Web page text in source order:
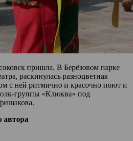
пришла. В Берёзовом парке
раскинулась разноцветная
с ней ритмично и красочно поют и
группы «Клюква» под
автора